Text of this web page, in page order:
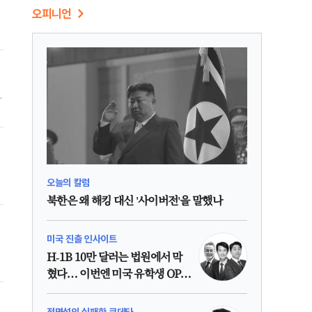
오피니언
오늘의 칼럼
북한은 왜 해킹 대신 '사이버전'을 말했나
미국 진출 인사이트
H-1B 10만 달러는 법원에서 막
혔다… 이번엔 미국 유학생 OPT
인가?